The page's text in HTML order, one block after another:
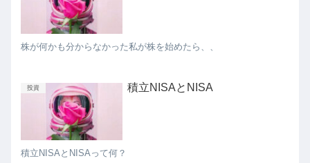
株が何かも分からなかった私が株を始めたら、、
投資 積立NISAとNISA
積立NISAとNISAって何？